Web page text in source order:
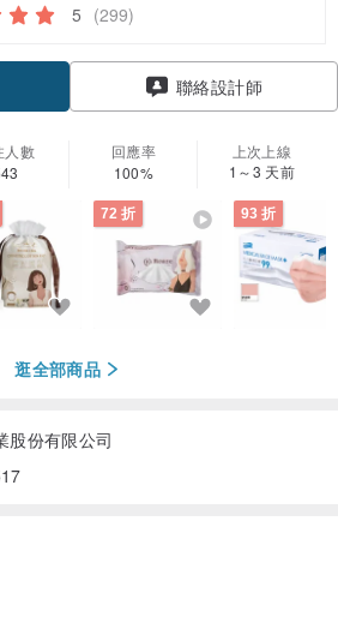
5 (299)
聯絡設計師
人數
回應率
100%
上次上線
1～3 天前
72 折 93 折
逛全部商品
股份有限公司